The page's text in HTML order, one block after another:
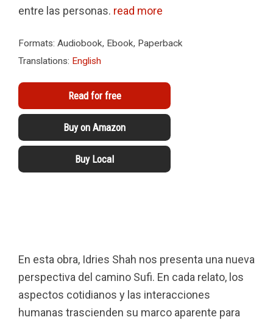
entre las personas. read more
Formats: Audiobook, Ebook, Paperback
Translations: English
Read for free
Buy on Amazon
Buy Local
En esta obra, Idries Shah nos presenta una nueva
perspectiva del camino Sufi. En cada relato, los
aspectos cotidianos y las interacciones
humanas trascienden su marco aparente para